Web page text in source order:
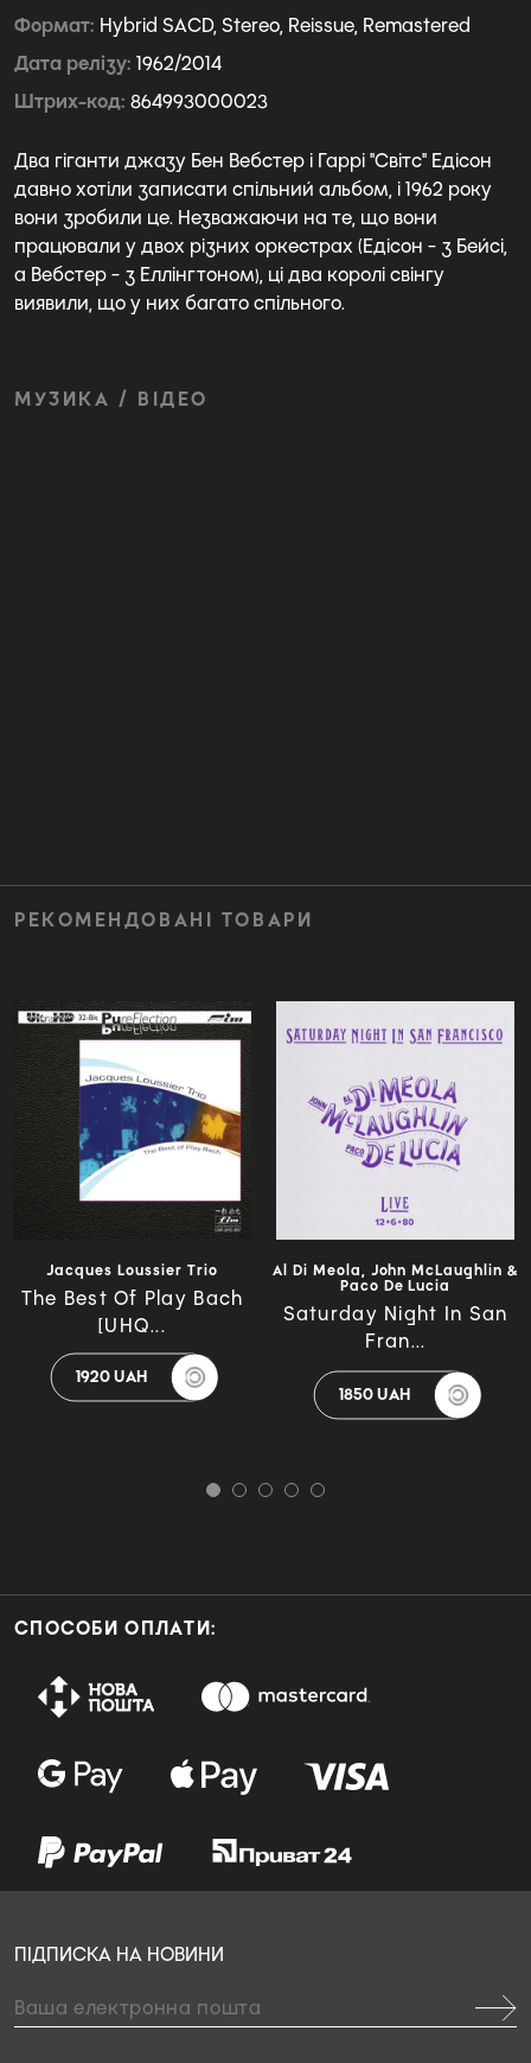
Формат Hybrid SACD, Stereo, Reissue, Remastered
Дата релізу 1962/2014
Штрих-код 864993000023
Два гіганти джазу Бен Вебстер і Гаррі "Світс" Едісон
давно хотіли записати спільний альбом, і 1962 року
вони зробили це. Незважаючи на те, що вони
працювали у двох різних оркестрах (Едісон - з Бейсі,
а Вебстер - з Еллінгтоном), ці два королі свінгу
виявили, що у них багато спільного.
МУЗИКА / ВІДЕО
РЕКОМЕНДОВАНІ ТОВАРИ
Jacques Loussier Trio
The Best Of Play Bach
[UHQ...
1920 UAH
Al Di Meola, John McLaughlin &
Paco De Lucia
Saturday Night In San
Fran...
1850 UAH
СПОСОБИ ОПЛАТИ:
ПІДПИСКА НА НОВИНИ